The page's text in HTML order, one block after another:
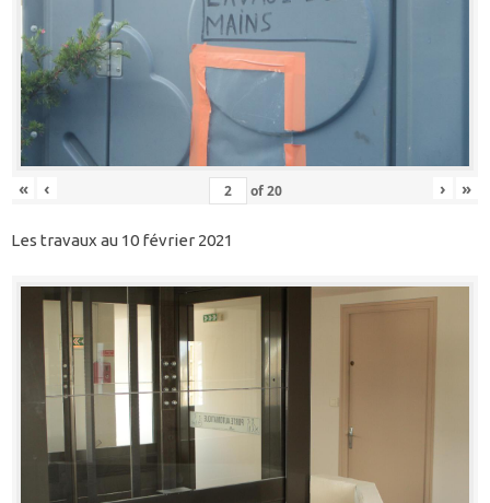
« ‹ of20 › »
Les travaux au 10 février 2021